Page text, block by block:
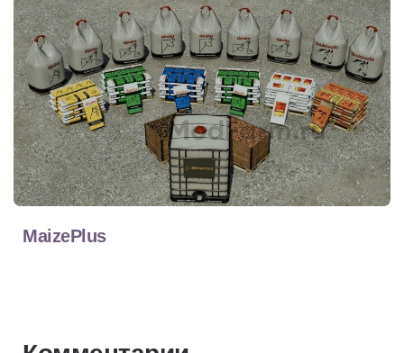
MaizePlus